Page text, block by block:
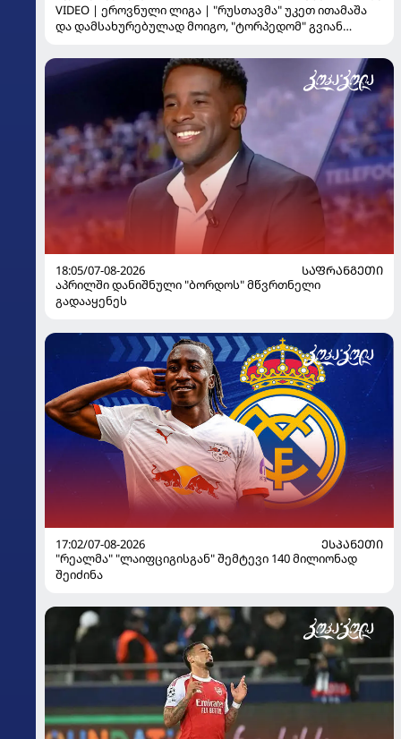
VIDEO | ეროვნული ლიგა | "რუსთავმა" უკეთ ითამაშა
და დამსახურებულად მოიგო, "ტორპედომ" გვიან
18:05/07-08-2026
ᲡᲐᲤᲠᲐᲜᲒᲔᲗᲘ
აპრილში დანიშნული "ბორდოს" მწვრთნელი
გადააყენეს
17:02/07-08-2026
ᲔᲡᲞᲐᲜᲔᲗᲘ
"რეალმა" "ლაიფციგისგან" შემტევი 140 მილიონად
შეიძინა